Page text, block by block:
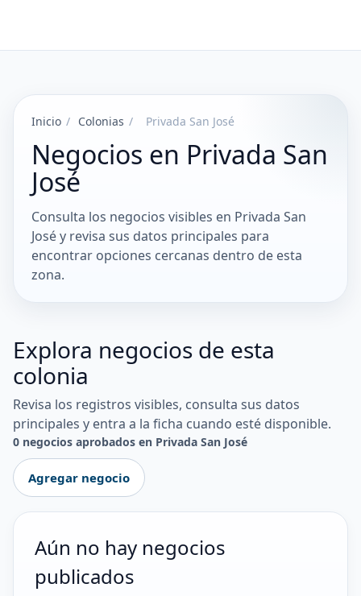
Inicio / Colonias / Privada San José
Negocios en Privada San
José
Consulta los negocios visibles en Privada San
José y revisa sus datos principales para
encontrar opciones cercanas dentro de esta
zona.
Explora negocios de esta
colonia
Revisa los registros visibles, consulta sus datos
principales y entra a la ficha cuando esté disponible.
0 negocios aprobados en Privada San José
Agregar negocio
Aún no hay negocios
publicados